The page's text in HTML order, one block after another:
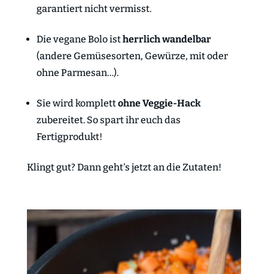
garantiert nicht vermisst.
Die vegane Bolo istherrlich wandelbar
(andere Gemüsesorten, Gewürze, mit oder
ohne Parmesan…).
Sie wird komplettohne Veggie-Hack
zubereitet. So spart ihr euch das
Fertigprodukt!
Klingt gut? Dann geht's jetzt an die Zutaten!